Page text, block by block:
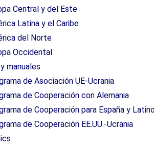
Central y del Este
Latina y el Caribe
del Norte
Occidental
manuales
de Asociación UE-Ucrania
de Cooperación con Alemania
de Cooperación para España y
de Cooperación EE.UU.-Ucrania